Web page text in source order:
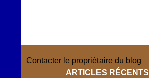
Contacter le propriétaire du blog
ARTICLES RÉCENTS